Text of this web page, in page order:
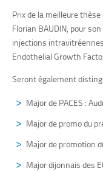
Prix de la meilleure
Florian BAUDIN, pour
injections
Endothelial Growth
Seront également
Major de PACES :
Major de promo du
Major de promotion
Major dijonnais des